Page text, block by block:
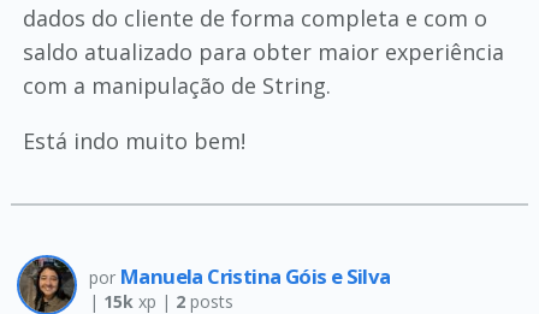
dados do cliente de forma completa e com o
saldo atualizado para obter maior experiência
com a manipulação de String.
Está indo muito bem!
por Manuela Cristina Góis e Silva
| 15kxp | 2posts